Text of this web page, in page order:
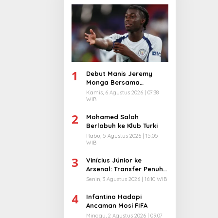
1
Debut Manis Jeremy
Monga Bersama
Manchester City
Kamis, 6 Agustus 2026 | 07:38
WIB
2
Mohamed Salah
Berlabuh ke Klub Turki
Rabu, 5 Agustus 2026 | 15:05
WIB
3
Vinícius Júnior ke
Arsenal: Transfer Penuh
Risiko
Senin, 3 Agustus 2026 | 16:10 WIB
4
Infantino Hadapi
Ancaman Mosi FIFA
Minggu, 2 Agustus 2026 | 09:07